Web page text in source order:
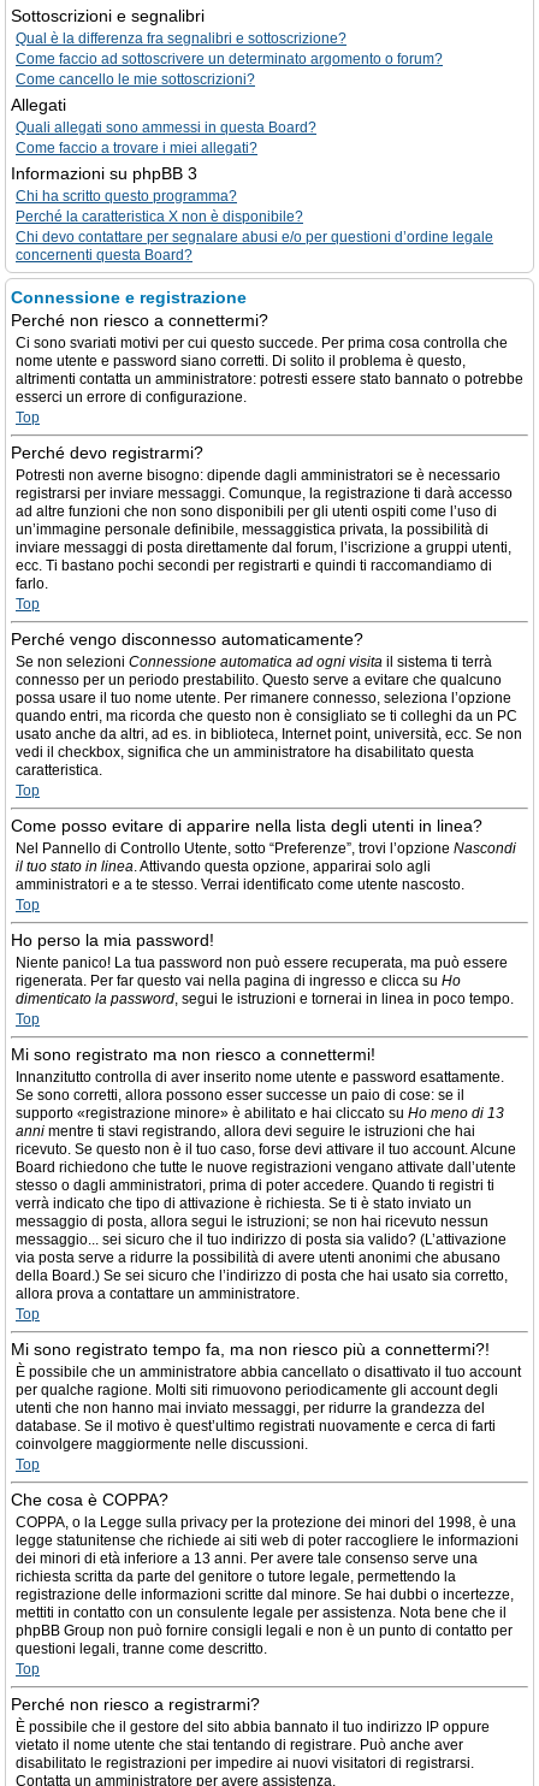
Sottoscrizioni e segnalibri
Qual è la differenza fra segnalibri e sottoscrizione?
Come faccio ad sottoscrivere un determinato argomento o forum?
Come cancello le mie sottoscrizioni?
Allegati
Quali allegati sono ammessi in questa Board?
Come faccio a trovare i miei allegati?
Informazioni su phpBB 3
Chi ha scritto questo programma?
Perché la caratteristica X non è disponibile?
Chi devo contattare per segnalare abusi e/o per questioni d’ordine legale
concernenti questa Board?
Connessione e registrazione
Perché non riesco a connettermi?
Ci sono svariati motivi per cui questo succede. Per prima cosa controlla che
nome utente e password siano corretti. Di solito il problema è questo,
altrimenti contatta un amministratore: potresti essere stato bannato o potrebbe
esserci un errore di configurazione.
Top
Perché devo registrarmi?
Potresti non averne bisogno: dipende dagli amministratori se è necessario
registrarsi per inviare messaggi. Comunque, la registrazione ti darà accesso
ad altre funzioni che non sono disponibili per gli utenti ospiti come l’uso di
un’immagine personale definibile, messaggistica privata, la possibilità di
inviare messaggi di posta direttamente dal forum, l’iscrizione a gruppi utenti,
ecc. Ti bastano pochi secondi per registrarti e quindi ti raccomandiamo di
farlo.
Top
Perché vengo disconnesso automaticamente?
Se non selezioni Connessione automatica ad ogni visita il sistema ti terrà
connesso per un periodo prestabilito. Questo serve a evitare che qualcuno
possa usare il tuo nome utente. Per rimanere connesso, seleziona l’opzione
quando entri, ma ricorda che questo non è consigliato se ti colleghi da un PC
usato anche da altri, ad es. in biblioteca, Internet point, università, ecc. Se non
vedi il checkbox, significa che un amministratore ha disabilitato questa
caratteristica.
Top
Come posso evitare di apparire nella lista degli utenti in linea?
Nel Pannello di Controllo Utente, sotto “Preferenze”, trovi l’opzione Nascondi
il tuo stato in linea. Attivando questa opzione, apparirai solo agli
amministratori e a te stesso. Verrai identificato come utente nascosto.
Top
Ho perso la mia password!
Niente panico! La tua password non può essere recuperata, ma può essere
rigenerata. Per far questo vai nella pagina di ingresso e clicca su Ho
dimenticato la password, segui le istruzioni e tornerai in linea in poco tempo.
Top
Mi sono registrato ma non riesco a connettermi!
Innanzitutto controlla di aver inserito nome utente e password esattamente.
Se sono corretti, allora possono esser successe un paio di cose: se il
supporto «registrazione minore» è abilitato e hai cliccato su Ho meno di 13
anni mentre ti stavi registrando, allora devi seguire le istruzioni che hai
ricevuto. Se questo non è il tuo caso, forse devi attivare il tuo account. Alcune
Board richiedono che tutte le nuove registrazioni vengano attivate dall’utente
stesso o dagli amministratori, prima di poter accedere. Quando ti registri ti
verrà indicato che tipo di attivazione è richiesta. Se ti è stato inviato un
messaggio di posta, allora segui le istruzioni; se non hai ricevuto nessun
messaggio... sei sicuro che il tuo indirizzo di posta sia valido? (L’attivazione
via posta serve a ridurre la possibilità di avere utenti anonimi che abusano
della Board.) Se sei sicuro che l’indirizzo di posta che hai usato sia corretto,
allora prova a contattare un amministratore.
Top
Mi sono registrato tempo fa, ma non riesco più a connettermi?!
È possibile che un amministratore abbia cancellato o disattivato il tuo account
per qualche ragione. Molti siti rimuovono periodicamente gli account degli
utenti che non hanno mai inviato messaggi, per ridurre la grandezza del
database. Se il motivo è quest’ultimo registrati nuovamente e cerca di farti
coinvolgere maggiormente nelle discussioni.
Top
Che cosa è COPPA?
COPPA, o la Legge sulla privacy per la protezione dei minori del 1998, è una
legge statunitense che richiede ai siti web di poter raccogliere le informazioni
dei minori di età inferiore a 13 anni. Per avere tale consenso serve una
richiesta scritta da parte del genitore o tutore legale, permettendo la
registrazione delle informazioni scritte dal minore. Se hai dubbi o incertezze,
mettiti in contatto con un consulente legale per assistenza. Nota bene che il
phpBB Group non può fornire consigli legali e non è un punto di contatto per
questioni legali, tranne come descritto.
Top
Perché non riesco a registrarmi?
È possibile che il gestore del sito abbia bannato il tuo indirizzo IP oppure
vietato il nome utente che stai tentando di registrare. Può anche aver
disabilitato le registrazioni per impedire ai nuovi visitatori di registrarsi.
Contatta un amministratore per avere assistenza.